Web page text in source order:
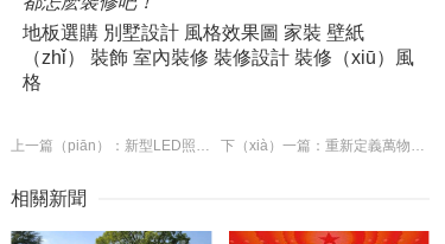
地板選購 別墅設計 風格效果圖 家裝 壁紙
（zhǐ） 裝飾 室內裝修 裝修設計 裝修（xiū）風
格
上一篇（piān）：新型LED照明設備上市 價格決定銷量 下（xià）一篇：重新定義萬物互聯中心，創維用Q80詮釋完（wán）美“公共屏（píng）
相關新聞